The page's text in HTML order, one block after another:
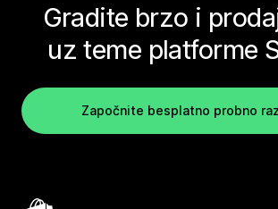
Gradite brzo i
uz teme platforme
Započnite besplatno probno